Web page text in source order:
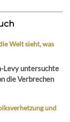
Welt sieht, was
Levy untersuchte
die Verbrechen
und